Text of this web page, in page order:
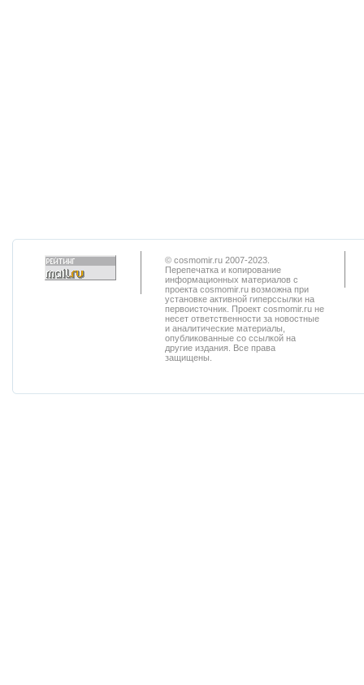
© cosmomir.ru 2007-2023.
Перепечатка и копирование
информационных материалов с
проекта cosmomir.ru возможна при
установке активной гиперссылки на
первоисточник. Проект cosmomir.ru не
несет ответственности за новостные
и аналитические материалы,
опубликованные со ссылкой на
другие издания. Все права
защищены.